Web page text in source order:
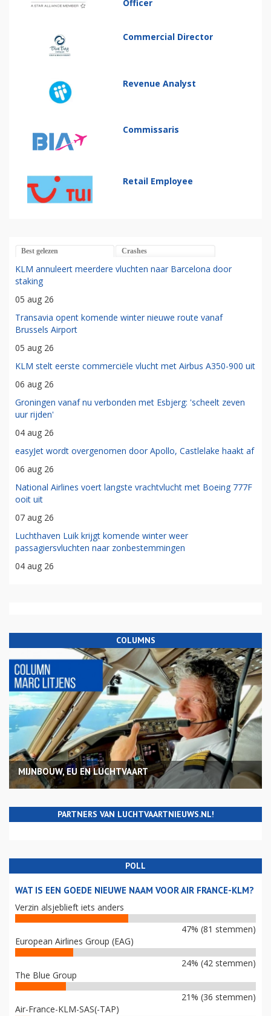
Officer
Commercial Director
Revenue Analyst
Commissaris
Retail Employee
Best gelezen Crashes
KLM annuleert meerdere vluchten naar Barcelona door
staking
05 aug 26
Transavia opent komende winter nieuwe route vanaf
Brussels Airport
05 aug 26
KLM stelt eerste commerciële vlucht met Airbus A350-900 uit
06 aug 26
Groningen vanaf nu verbonden met Esbjerg: 'scheelt zeven
uur rijden'
04 aug 26
easyJet wordt overgenomen door Apollo, Castlelake haakt af
06 aug 26
National Airlines voert langste vrachtvlucht met Boeing 777F
ooit uit
07 aug 26
Luchthaven Luik krijgt komende winter weer
passagiersvluchten naar zonbestemmingen
04 aug 26
COLUMNS
MIJNBOUW, EU EN LUCHTVAART
PARTNERS VAN LUCHTVAARTNIEUWS.NL!
POLL
WAT IS EEN GOEDE NIEUWE NAAM VOOR AIR FRANCE-KLM?
Verzin alsjeblieft iets anders
47% (81 stemmen)
European Airlines Group (EAG)
24% (42 stemmen)
The Blue Group
21% (36 stemmen)
Air-France-KLM-SAS(-TAP)